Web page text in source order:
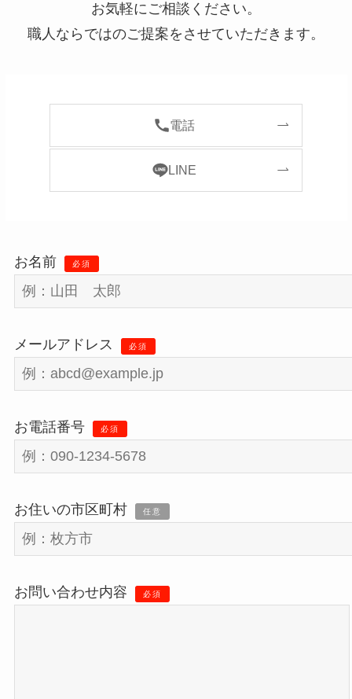
お気軽にご相談ください。
職人ならではのご提案をさせていただきます。
電話
LINE
お名前 必須
メールアドレス 必須
お電話番号 必須
お住いの市区町村 任意
お問い合わせ内容 必須